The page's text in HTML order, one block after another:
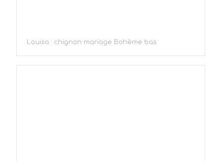
Louisa : chignon mariage Bohème bas